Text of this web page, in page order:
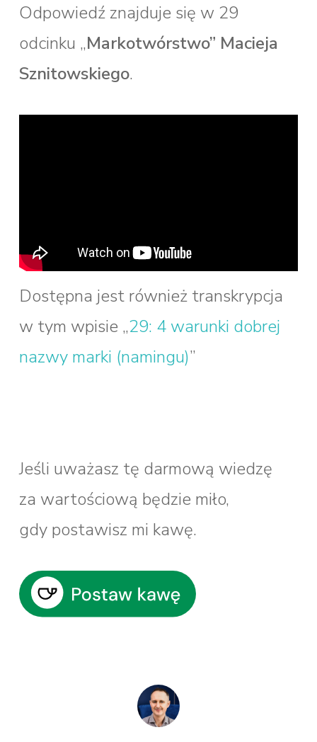
Odpowiedź znajduje się w 29
odcinku „Markotwórstwo” Macieja
Sznitowskiego.
Dostępna jest również transkrypcja
w tym wpisie „29: 4 warunki dobrej
nazwy marki (namingu)”
Jeśli uważasz tę darmową wiedzę
za wartościową będzie miło,
gdy postawisz mi kawę.